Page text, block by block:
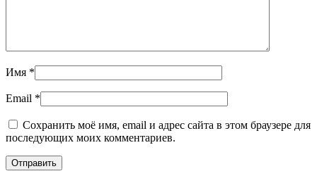
Имя *
Email *
Сохранить моё имя, email и адрес сайта в этом браузере для
последующих моих комментариев.